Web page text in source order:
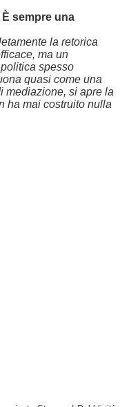
sempre una
la retorica
ma un
spesso
quasi come una
mediazione, si apre la
ha mai costruito nulla